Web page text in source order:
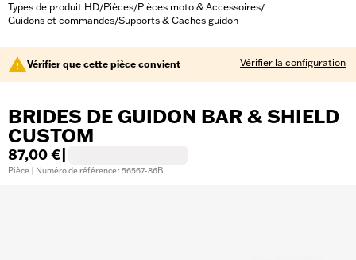
Types de produit HD/Pièces/Pièces moto & Accessoires/
Guidons et commandes/Supports & Caches guidon
Vérifier que cette pièce convient Vérifier la configuration
BRIDES DE GUIDON BAR & SHIELD
CUSTOM
87,00 €
Pièce | Numéro de référence : 56567-86B